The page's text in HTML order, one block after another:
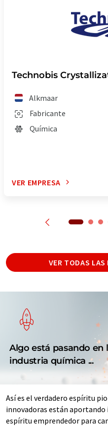
Technobis
Alkmaar
Fabricante
Química
VER EMPRESA
VER TODAS LAS
Algo está pasando en
industria química ...
Así es el verdadero espíritu
innovadoras están aportando
espíritu emprendedor para